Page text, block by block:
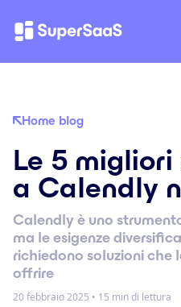
Home blog
Le 5
a Calendly
Calendly è uno
ma le esigenze
richiedono soluzioni che
offrire
20 febbraio 2025 • 15 min di lettura